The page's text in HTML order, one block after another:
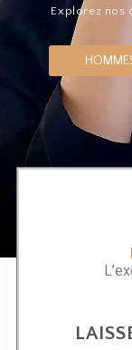
Explorez nos